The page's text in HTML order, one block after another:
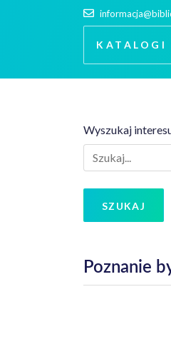
KATALOGI
Wyszukaj
SZUKAJ
Poznanie